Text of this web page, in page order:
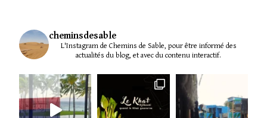
cheminsdesable
L'Instagram de Chemins de Sable, pour être informé des
actualités du blog, et avec du contenu interactif.